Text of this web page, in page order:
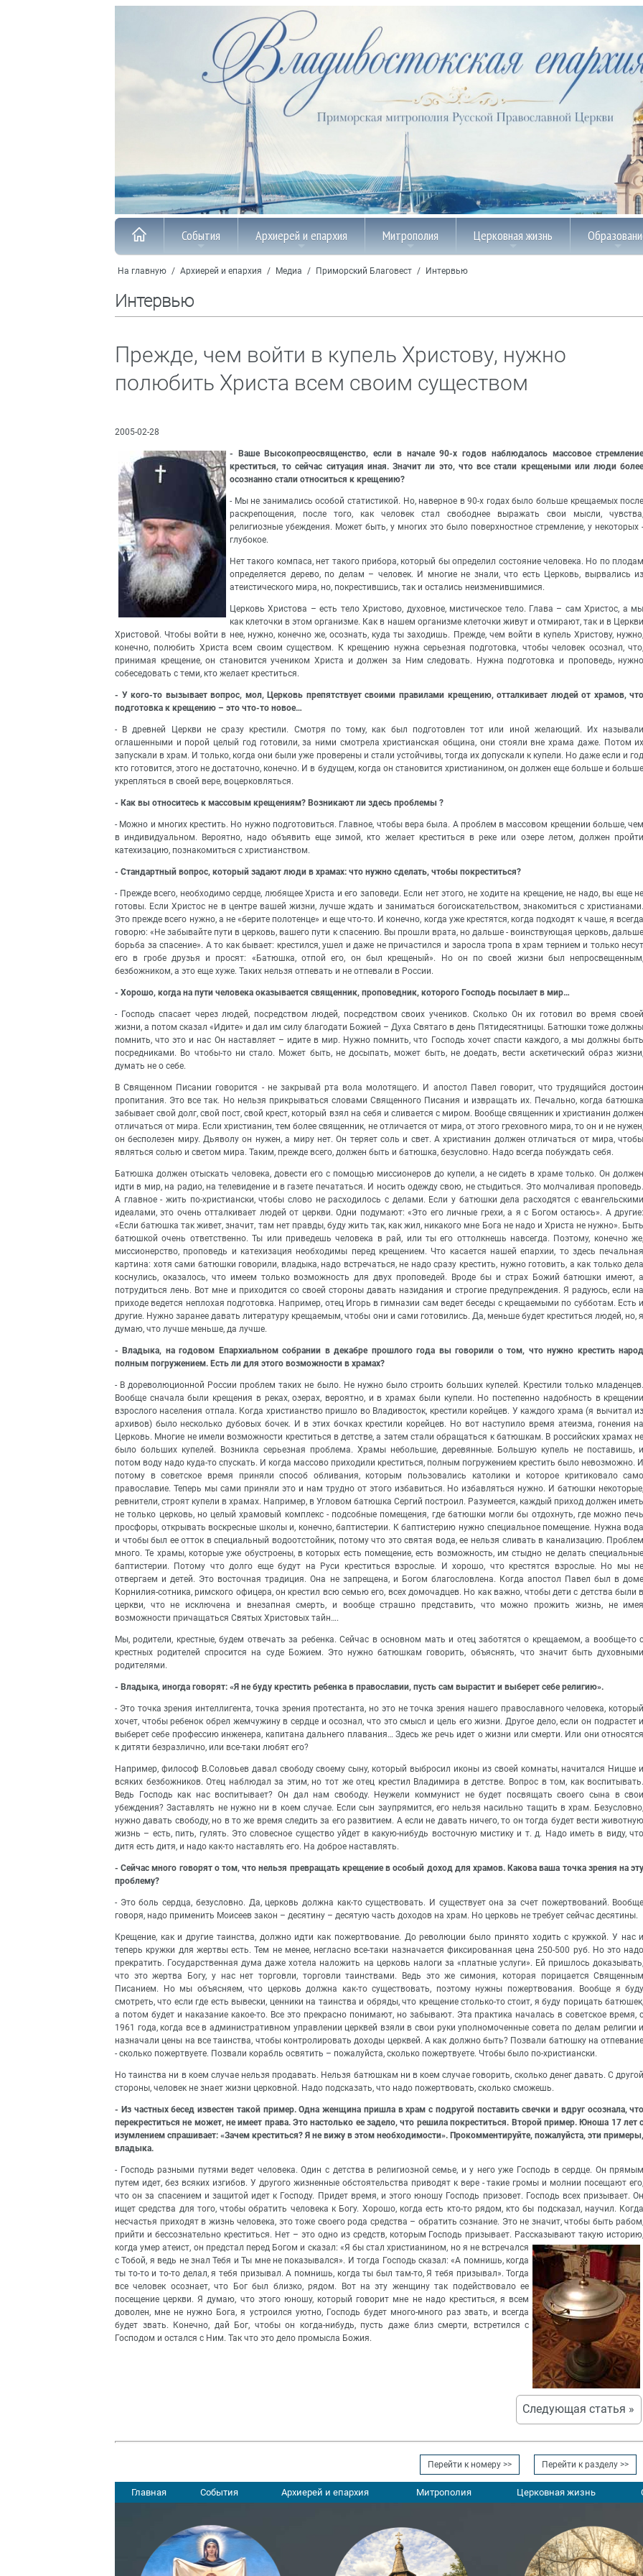
События Архиерей и епархия Митрополия Церковная жизнь
На главную / Архиерей и епархия / Медиа / Приморский Благовест / Интервью
Интервью
Прежде, чем войти в купель Христову, нужно
полюбить Христа всем своим существом
2005-02-28
- Ваше Высокопреосвященство, если в начале 90-х годов наблюдалось массовое
креститься, то сейчас ситуация иная. Значит ли это, что все стали крещеными или люди
осознанно стали относиться к крещению?
- Мы не занимались особой статистикой. Но, наверное в 90-х годах было больше крещаемых после
раскрепощения, после того, как человек стал свободнее выражать свои мысли, чувства,
религиозные убеждения. Может быть, у многих это было поверхностное стремление, у некоторых -
глубокое.
Нет такого компаса, нет такого прибора, который бы определил состояние человека. Но по плодам
определяется дерево, по делам – человек. И многие не знали, что есть Церковь, вырвались из
атеистического мира, но, покрестившись, так и остались неизменившимися.
Церковь Христова – есть тело Христово, духовное, мистическое тело. Глава – сам Христос, а мы
как клеточки в этом организме. Как в нашем организме клеточки живут и отмирают, так и в Церкви
Христовой. Чтобы войти в нее, нужно, конечно же, осознать, куда ты заходишь. Прежде, чем войти в купель Христову, нужно,
конечно, полюбить Христа всем своим существом. К крещению нужна серьезная подготовка, чтобы человек осознал, что,
принимая крещение, он становится учеником Христа и должен за Ним следовать. Нужна подготовка и проповедь, нужно
собеседовать с теми, кто желает креститься.
- У кого-то вызывает вопрос, мол, Церковь препятствует своими правилами крещению, отталкивает людей от храмов, что
подготовка к крещению – это что-то новое…
- В древней Церкви не сразу крестили. Смотря по тому, как был подготовлен тот или иной желающий. Их называли
оглашенными и порой целый год готовили, за ними смотрела христианская община, они стояли вне храма даже. Потом их
запускали в храм. И только, когда они были уже проверены и стали устойчивы, тогда их допускали к купели. Но даже если и год
кто готовится, этого не достаточно, конечно. И в будущем, когда он становится христианином, он должен еще больше и больше
укрепляться в своей вере, воцерковляться.
- Как вы относитесь к массовым крещениям? Возникают ли здесь проблемы ?
- Можно и многих крестить. Но нужно подготовиться. Главное, чтобы вера была. А проблем в массовом крещении больше, чем
в индивидуальном. Вероятно, надо объявить еще зимой, кто желает креститься в реке или озере летом, должен пройти
катехизацию, познакомиться с христианством.
- Стандартный вопрос, который задают люди в храмах: что нужно сделать, чтобы покреститься?
- Прежде всего, необходимо сердце, любящее Христа и его заповеди. Если нет этого, не ходите на крещение, не надо, вы еще не
готовы. Если Христос не в центре вашей жизни, лучше ждать и заниматься богоискательством, знакомиться с христианами.
Это прежде всего нужно, а не «берите полотенце» и еще что-то. И конечно, когда уже крестятся, когда подходят к чаше, я всегда
говорю: «Не забывайте пути в церковь, вашего пути к спасению. Вы прошли врата, но дальше - воинствующая церковь, дальше
борьба за спасение». А то как бывает: крестился, ушел и даже не причастился и заросла тропа в храм тернием и только несут
его в гробе друзья и просят: «Батюшка, отпой его, он был крещеный». Но он по своей жизни был непросвещенным,
безбожником, а это еще хуже. Таких нельзя отпевать и не отпевали в России.
- Хорошо, когда на пути человека оказывается священник, проповедник, которого Господь посылает в мир…
- Господь спасает через людей, посредством людей, посредством своих учеников. Сколько Он их готовил во время своей
жизни, а потом сказал «Идите» и дал им силу благодати Божией – Духа Святаго в день Пятидесятницы. Батюшки тоже должны
помнить, что это и нас Он наставляет – идите в мир. Нужно помнить, что Господь хочет спасти каждого, а мы должны быть
посредниками. Во чтобы-то ни стало. Может быть, не досыпать, может быть, не доедать, вести аскетический образ жизни,
думать не о себе.
В Священном Писании говорится - не закрывай рта вола молотящего. И апостол Павел говорит, что трудящийся достоин
пропитания. Это все так. Но нельзя прикрываться словами Священного Писания и извращать их. Печально, когда батюшка
забывает свой долг, свой пост, свой крест, который взял на себя и сливается с миром. Вообще священник и христианин должен
отличаться от мира. Если христианин, тем более священник, не отличается от мира, от этого греховного мира, то он и не нужен,
он бесполезен миру. Дьяволу он нужен, а миру нет. Он теряет соль и свет. А христианин должен отличаться от мира, чтобы
являться солью и светом мира. Таким, прежде всего, должен быть и батюшка, безусловно. Надо всегда побуждать себя.
Батюшка должен отыскать человека, довести его с помощью миссионеров до купели, а не сидеть в храме только. Он должен
идти в мир, на радио, на телевидение и в газете печататься. И носить одежду свою, не стыдиться. Это молчаливая проповедь.
А главное - жить по-христиански, чтобы слово не расходилось с делами. Если у батюшки дела расходятся с евангельскими
идеалами, это очень отталкивает людей от церкви. Одни подумают: «Это его личные грехи, а я с Богом остаюсь». А другие:
«Если батюшка так живет, значит, там нет правды, буду жить так, как жил, никакого мне Бога не надо и Христа не нужно». Быть
батюшкой очень ответственно. Ты или приведешь человека в рай, или ты его оттолкнешь навсегда. Поэтому, конечно же,
миссионерство, проповедь и катехизация необходимы перед крещением. Что касается нашей епархии, то здесь печальная
картина: хотя сами батюшки говорили, владыка, надо встречаться, не надо сразу крестить, нужно готовить, а как только дела
коснулись, оказалось, что имеем только возможность для двух проповедей. Вроде бы и страх Божий батюшки имеют, а
потрудиться лень. Вот мне и приходится со своей стороны давать назидания и строгие предупреждения. Я радуюсь, если на
приходе ведется неплохая подготовка. Например, отец Игорь в гимназии сам ведет беседы с крещаемыми по субботам. Есть и
другие. Нужно заранее давать литературу крещаемым, чтобы они и сами готовились. Да, меньше будет креститься людей, но, я
думаю, что лучше меньше, да лучше.
- Владыка, на годовом Епархиальном собрании в декабре прошлого года вы говорили о том, что нужно крестить народ
полным погружением. Есть ли для этого возможности в храмах?
- В дореволюционной России проблем таких не было. Не нужно было строить больших купелей. Крестили только младенцев.
Вообще сначала были крещения в реках, озерах, вероятно, и в храмах были купели. Но постепенно надобность в крещении
взрослого населения отпала. Когда христианство пришло во Владивосток, крестили корейцев. У каждого храма (я вычитал из
архивов) было несколько дубовых бочек. И в этих бочках крестили корейцев. Но вот наступило время атеизма, гонения на
Церковь. Многие не имели возможности креститься в детстве, а затем стали обращаться к батюшкам. В российских храмах не
было больших купелей. Возникла серьезная проблема. Храмы небольшие, деревянные. Большую купель не поставишь, и
потом воду надо куда-то спускать. И когда массово приходили креститься, полным погружением крестить было невозможно. И
потому в советское время приняли способ обливания, которым пользовались католики и которое критиковало само
православие. Теперь мы сами приняли это и нам трудно от этого избавиться. Но избавляться нужно. И батюшки некоторые,
ревнители, строят купели в храмах. Например, в Угловом батюшка Сергий построил. Разумеется, каждый приход должен иметь
не только церковь, но целый храмовый комплекс - подсобные помещения, где батюшки могли бы отдохнуть, где можно печь
просфоры, открывать воскресные школы и, конечно, баптистерии. К баптистерию нужно специальное помещение. Нужна вода
и чтобы был ее отток в специальный водоотстойник, потому что это святая вода, ее нельзя сливать в канализацию. Проблем
много. Те храмы, которые уже обустроены, в которых есть помещение, есть возможность, им стыдно не делать специальные
баптистерии. Потому что долго еще будут на Руси креститься взрослые. И хорошо, что крестятся взрослые. Но мы не
отвергаем и детей. Это восточная традиция. Она не запрещена, и Богом благословлена. Когда апостол Павел был в доме
Корнилия-сотника, римского офицера, он крестил всю семью его, всех домочадцев. Но как важно, чтобы дети с детства были в
церкви, что не исключена и внезапная смерть, и вообще страшно представить, что можно прожить жизнь, не имея
возможности причащаться Святых Христовых тайн….
Мы, родители, крестные, будем отвечать за ребенка. Сейчас в основном мать и отец заботятся о крещаемом, а вообще-то с
крестных родителей спросится на суде Божием. Это нужно батюшкам говорить, объяснять, что значит быть духовными
родителями.
- Владыка, иногда говорят: «Я не буду крестить ребенка в православии, пусть сам вырастит и выберет себе религию».
- Это точка зрения интеллигента, точка зрения протестанта, но это не точка зрения нашего православного человека, который
хочет, чтобы ребенок обрел жемчужину в сердце и осознал, что это смысл и цель его жизни. Другое дело, если он подрастет и
выберет себе профессию инженера, капитана дальнего плавания… Здесь же речь идет о жизни или смерти. Или они относятся
к дитяти безразлично, или все-таки любят его?
Например, философ В.Соловьев давал свободу своему сыну, который выбросил иконы из своей комнаты, начитался Ницше и
всяких безбожников. Отец наблюдал за этим, но тот же отец крестил Владимира в детстве. Вопрос в том, как воспитывать.
Ведь Господь как нас воспитывает? Он дал нам свободу. Неужели коммунист не будет посвящать своего сына в свои
убеждения? Заставлять не нужно ни в коем случае. Если сын заупрямится, его нельзя насильно тащить в храм. Безусловно,
нужно давать свободу, но в то же время следить за его развитием. А если не давать ничего, то он тогда будет вести животную
жизнь – есть, пить, гулять. Это словесное существо уйдет в какую-нибудь восточную мистику и т. д. Надо иметь в виду, что
дитя есть дитя, и надо как-то наставлять его. На доброе наставлять.
- Сейчас много говорят о том, что нельзя превращать крещение в особый доход для храмов. Какова ваша точка зрения на эту
проблему?
- Это боль сердца, безусловно. Да, церковь должна как-то существовать. И существует она за счет пожертвований. Вообще
говоря, надо применить Моисеев закон – десятину – десятую часть доходов на храм. Но церковь не требует сейчас десятины.
Крещение, как и другие таинства, должно идти как пожертвование. До революции было принято ходить с кружкой. У нас и
теперь кружки для жертвы есть. Тем не менее, негласно все-таки назначается фиксированная цена 250-500 руб. Но это надо
прекратить. Государственная дума даже хотела наложить на церковь налоги за «платные услуги». Ей пришлось доказывать,
что это жертва Богу, у нас нет торговли, торговли таинствами. Ведь это же симония, которая порицается Священным
Писанием. Но мы объясняем, что церковь должна как-то существовать, поэтому нужны пожертвования. Вообще я буду
смотреть, что если где есть вывески, ценники на таинства и обряды, что крещение столько-то стоит, я буду порицать батюшек,
а потом будет и наказание какое-то. Все это прекрасно понимают, но забывают. Эта практика началась в советское время, с
1961 года, когда все в административном управлении церквей взяли в свои руки уполномоченные совета по делам религии и
назначали цены на все таинства, чтобы контролировать доходы церквей. А как должно быть? Позвали батюшку на отпевание
- сколько пожертвуете. Позвали корабль освятить – пожалуйста, сколько пожертвуете. Чтобы было по-христиански.
Но таинства ни в коем случае нельзя продавать. Нельзя батюшкам ни в коем случае говорить, сколько денег давать. С другой
стороны, человек не знает жизни церковной. Надо подсказать, что надо пожертвовать, сколько сможешь.
- Из частных бесед известен такой пример. Одна женщина пришла в храм с подругой поставить свечки и вдруг осознала, что
перекреститься не может, не имеет права. Это настолько ее задело, что решила покреститься. Второй пример. Юноша 17 лет с
изумлением спрашивает: «Зачем креститься? Я не вижу в этом необходимости». Прокомментируйте, пожалуйста, эти примеры,
владыка.
- Господь разными путями ведет человека. Один с детства в религиозной семье, и у него уже Господь в сердце. Он прямым
путем идет, без всяких изгибов. У другого жизненные обстоятельства приводят к вере - такие громы и молнии посещают его,
что он за спасением и защитой идет к Господу. Придет время, и этого юношу Господь призовет. Господь всех призывает. Он
ищет средства для того, чтобы обратить человека к Богу. Хорошо, когда есть кто-то рядом, кто бы подсказал, научил. Когда
несчастья приходят в жизнь человека, это тоже своего рода средства – обратить сознание. Это не значит, чтобы быть рабом,
прийти и бессознательно креститься. Нет – это одно из средств, которым Господь призывает. Рассказывают такую историю,
когда умер атеист, он предстал перед Богом и сказал: «Я быстал христианином, но я не встречался
с Тобой, я ведь не знал Тебя и Ты мне не показывался». И тогда Господь сказал: «А помнишь, когда
ты то-то и то-то делал, я тебя призывал. А помнишь, когда ты был там-то, Я тебя призывал». Тогда
все человек осознает, что Бог был близко, рядом. Вот на эту женщину так подействовало ее
посещение церкви. Я думаю, что этого юношу, который говорит мне не надо креститься, я всем
доволен, мне не нужно Бога, я устроился уютно, Господь будет много-много раз звать, и всегда
будет звать. Конечно, дай Бог, чтобы он когда-нибудь, пусть даже близ смерти, встретился с
Господом и остался с Ним. Так что это дело промысла Божия.
Следующая статья »
Перейти к разделу >>
Перейти к номеру >>
Главная События Архиерей и епархия Митрополия Церковная жизнь